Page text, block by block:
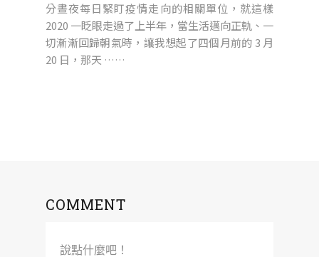
分晝夜每日緊盯疫情走向的相關單位，就這樣
2020 一眨眼走過了上半年，當生活邁向正軌、一
切漸漸回歸朝氣時，讓我想起了四個月前的 3 月
20 日，那天 ……
COMMENT
說點什麼吧！